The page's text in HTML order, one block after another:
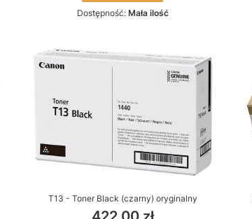
Dostępność: Mała ilość
T13 - Toner Black (czarny) oryginalny